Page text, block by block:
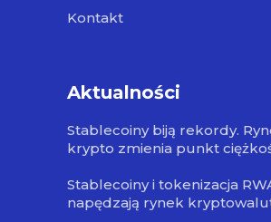
Kontakt
Aktualności
Stablecoiny biją rekordy.
krypto zmienia punkt
Stablecoiny i tokenizacja
napędzają rynek